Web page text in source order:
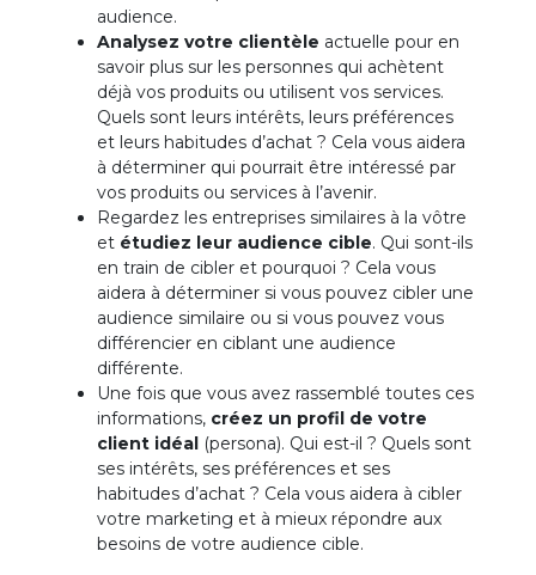
audience.
Analysez votre clientèle actuelle pour en
savoir plus sur les personnes qui achètent
déjà vos produits ou utilisent vos services.
Quels sont leurs intérêts, leurs préférences
et leurs habitudes d’achat ? Cela vous aidera
à déterminer qui pourrait être intéressé par
vos produits ou services à l’avenir.
Regardez les entreprises similaires à la vôtre
et étudiez leur audience cible. Qui sont-ils
en train de cibler et pourquoi ? Cela vous
aidera à déterminer si vous pouvez cibler une
audience similaire ou si vous pouvez vous
différencier en ciblant une audience
différente.
Une fois que vous avez rassemblé toutes ces
informations, créez un profil de votre
client idéal(persona). Qui est-il ? Quels sont
ses intérêts, ses préférences et ses
habitudes d’achat ? Cela vous aidera à cibler
votre marketing et à mieux répondre aux
besoins de votre audience cible.